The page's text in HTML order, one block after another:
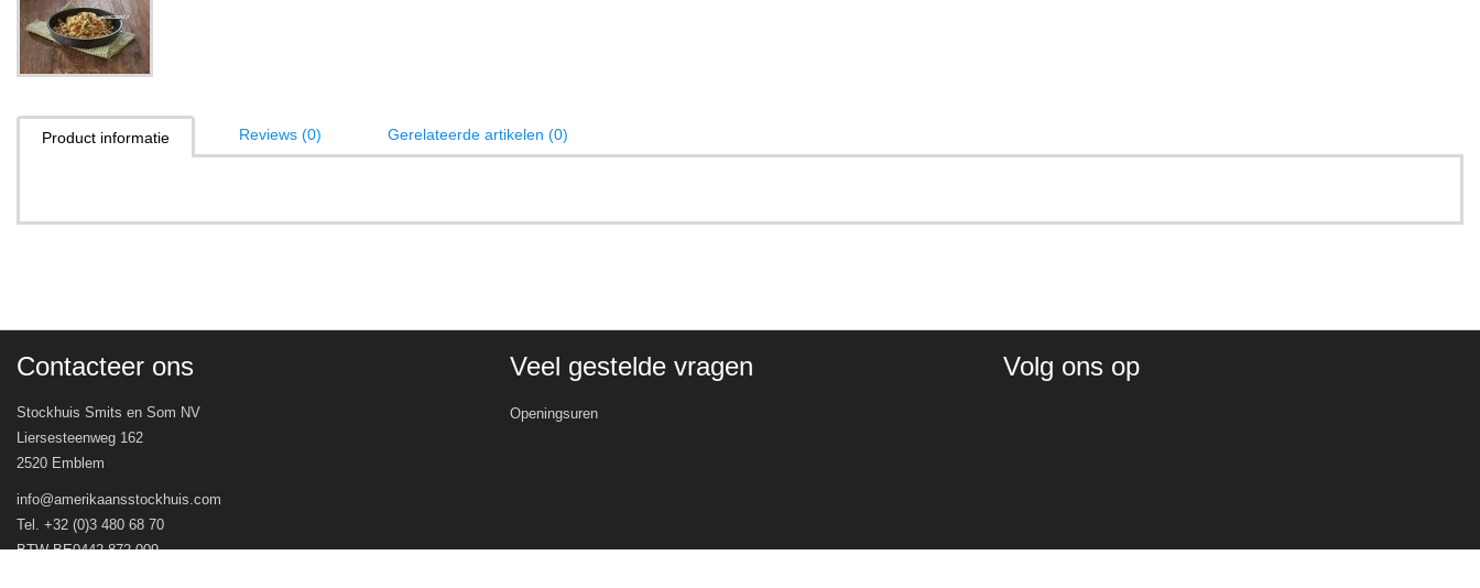
Product informatie Reviews (0) Gerelateerde artikelen (0)
Contacteer ons
Stockhuis Smits en Som NV
Liersesteenweg 162
2520 Emblem
info@amerikaansstockhuis.com
Tel. +32 (0)3 480 68 70
BTW BE0442.872.009
Veel gestelde vragen
Openingsuren
Volg ons op